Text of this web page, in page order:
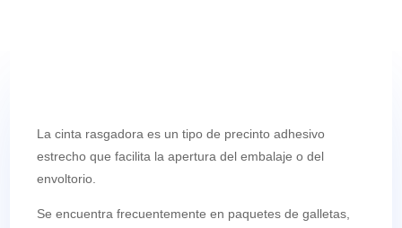
La cinta rasgadora es un tipo de precinto adhesivo
estrecho que facilita la apertura del embalaje o del
envoltorio.
Se encuentra frecuentemente en paquetes de galletas,